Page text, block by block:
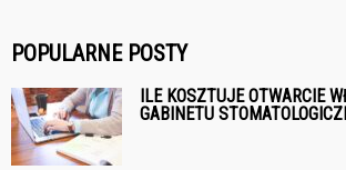
POPULARNE POSTY
ILE KOSZTUJE OTWARCIE
GABINETU